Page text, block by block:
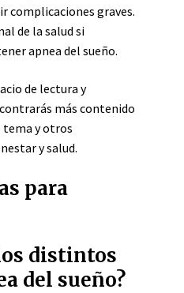
complicaciones graves.
de la salud si
apnea del sueño.
de lectura y
más contenido
y otros
y salud.
para
distintos
del sueño?